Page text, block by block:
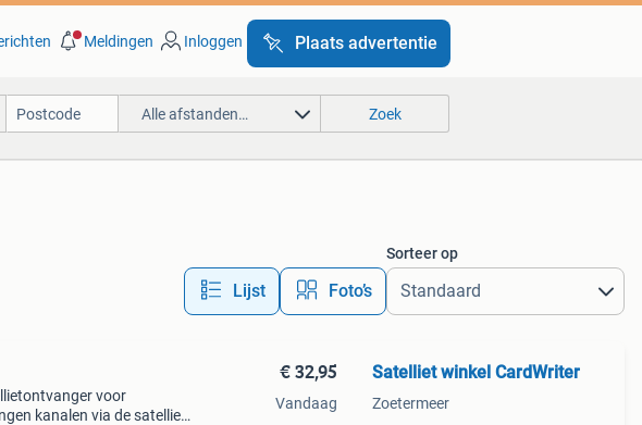
Meldingen Inloggen Plaats advertentie
Alle afstanden… Zoek
Lijst Foto’s
Sorteer op
voor
kanalen via de satelliet.
€ 32,95
Vandaag
Satelliet winkel CardWriter
Zoetermeer